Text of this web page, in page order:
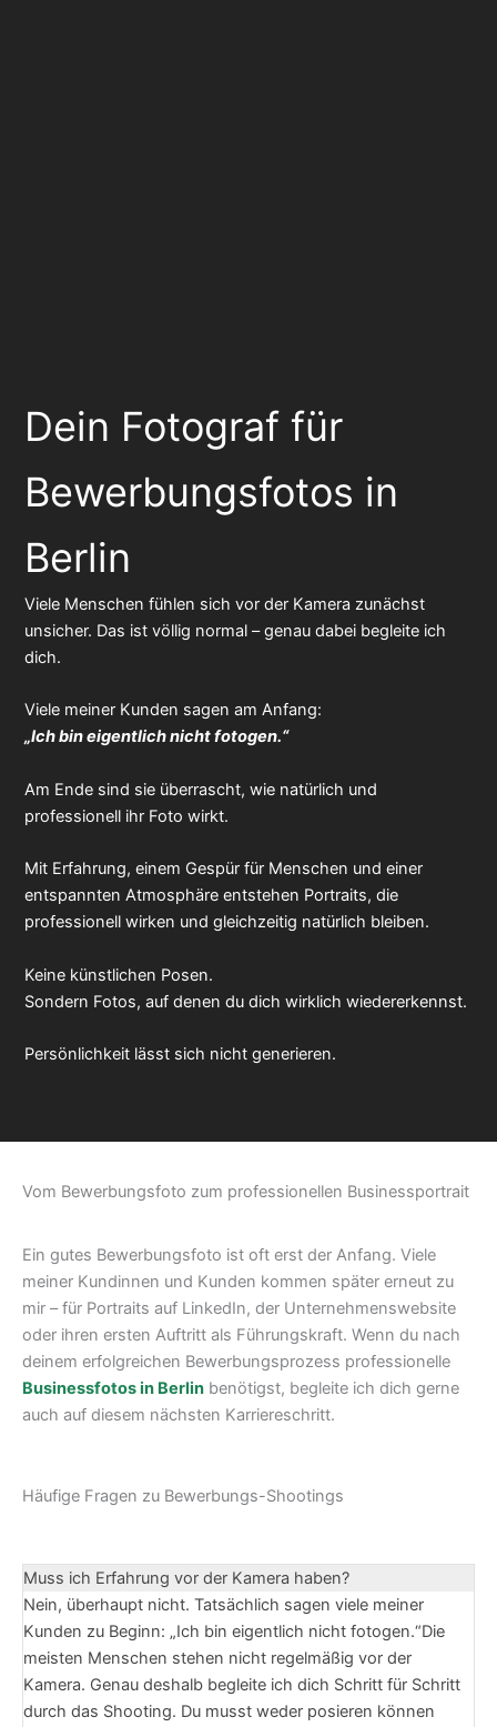
Dein Fotograf für
Bewerbungsfotos in
Berlin
Viele Menschen fühlen sich vor der Kamera zunächst
unsicher. Das ist völlig normal – genau dabei begleite ich
dich.
Viele meiner Kunden sagen am Anfang:
„Ich bin eigentlich nicht fotogen.“
Am Ende sind sie überrascht, wie natürlich und
professionell ihr Foto wirkt.
Mit Erfahrung, einem Gespür für Menschen und einer
entspannten Atmosphäre entstehen Portraits, die
professionell wirken und gleichzeitig natürlich bleiben.
Keine künstlichen Posen.
Sondern Fotos, auf denen du dich wirklich wiedererkennst.
Persönlichkeit lässt sich nicht generieren.
Vom Bewerbungsfoto zum professionellen Businessportrait
Ein gutes Bewerbungsfoto ist oft erst der Anfang. Viele
meiner Kundinnen und Kunden kommen später erneut zu
mir – für Portraits auf LinkedIn, der Unternehmenswebsite
oder ihren ersten Auftritt als Führungskraft. Wenn du nach
deinem erfolgreichen Bewerbungsprozess professionelle
Businessfotos in Berlin benötigst, begleite ich dich gerne
auch auf diesem nächsten Karriereschritt.
Häufige Fragen zu Bewerbungs-Shootings
Muss ich Erfahrung vor der Kamera haben?
Nein, überhaupt nicht. Tatsächlich sagen viele meiner
Kunden zu Beginn: „Ich bin eigentlich nicht fotogen.“Die
meisten Menschen stehen nicht regelmäßig vor der
Kamera. Genau deshalb begleite ich dich Schritt für Schritt
durch das Shooting. Du musst weder posieren können